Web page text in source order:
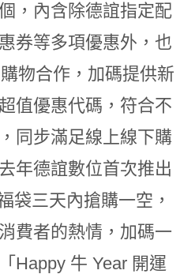
，內含除德誼指定配
券等多項優惠外，也
物合作，加碼提供新
值優惠代碼，符合不
同步滿足線上線下購
年德誼數位首次推出
袋三天內搶購一空，
費者的熱情，加碼一
Happy 牛 Year 開運